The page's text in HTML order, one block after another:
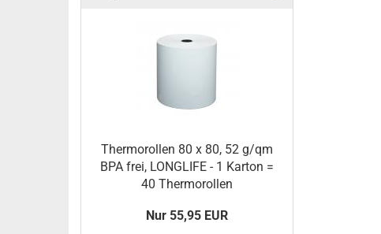
Thermorollen 80 x 80, 52 g/qm
BPA frei, LONGLIFE - 1 Karton =
40 Thermorollen
Nur 55,95 EUR